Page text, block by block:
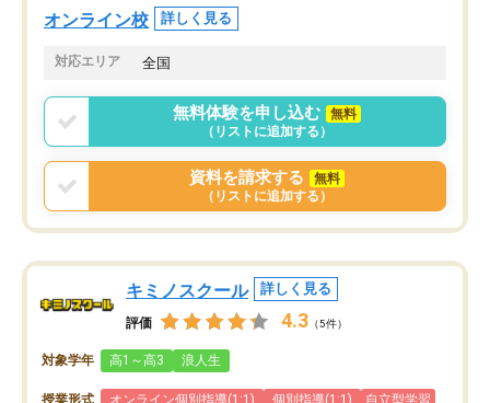
オンラインツールを使用した単語帳の
共有があり宿題もそちらで出される形
でした。
言う事で講師変更の申し出があり、あ
まりに短期での変更だった為、塾に通
う事にして退会しました。遅れも取り
戻せ、授業内容や講師の方は良かった
と思います。
オンライン校 詳しく見る
対応エリア 全国
無料体験を申し込む
無料
（リストに追加する）
資料を請求する
無料
（リストに追加する）
キミノスクール 詳しく見る
評価 4.3 （5件）
対象学年 高1～高3 浪人生
授業形式 オンライン個別指導(1:1) 個別指導(1:1) 自立型学習